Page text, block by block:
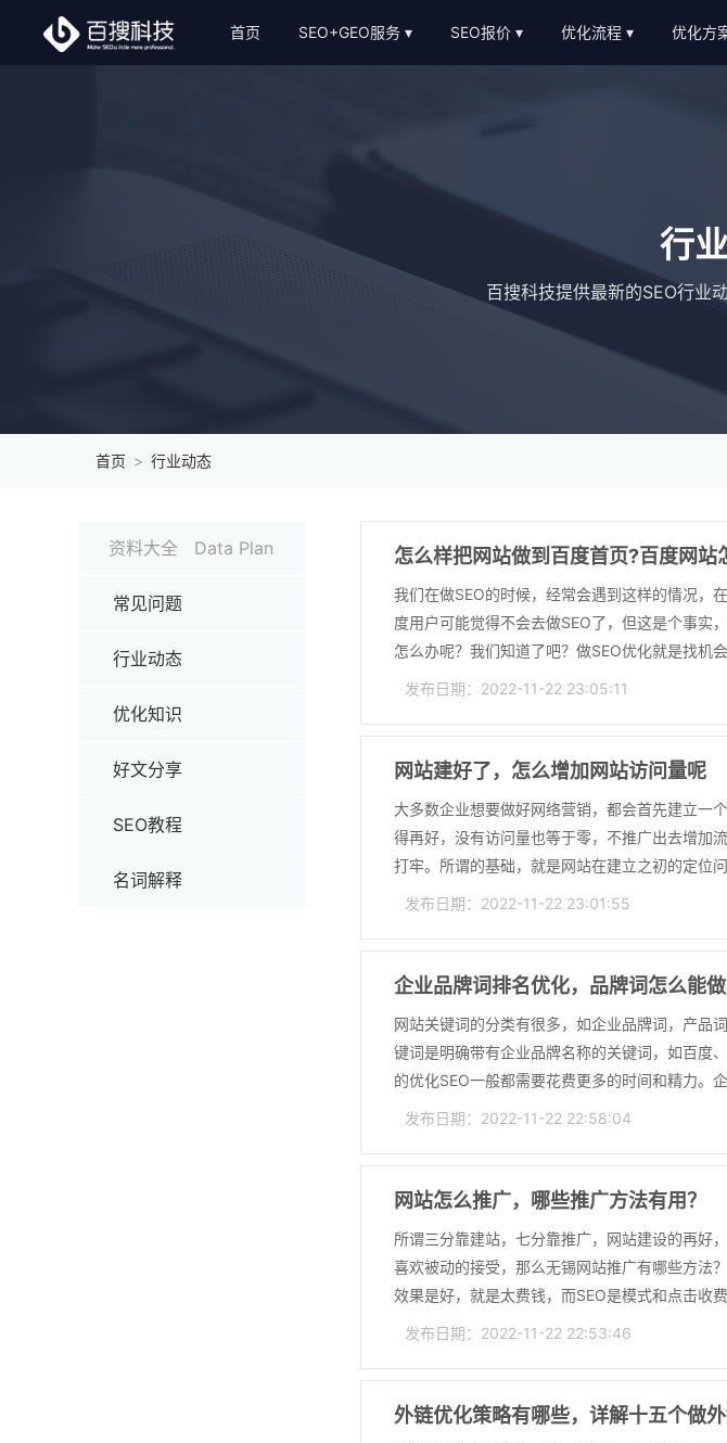
首页 SEO+GEO服务
SEO基础建站
SEO报价 优化流程 优化方
传统
装修
农业
行
百搜科技提供最新的SEO行业
首页 > 行业动态
资料大全 Data Plan
常见问题
行业动态
优化知识
好文分享
SEO教程
名词解释
怎么样把网站做到百度首页?百度网站
我们在做SEO的时候，经常会遇到这样的情况，
度用户可能觉得不会去做SEO了，但这是个事实
怎么办呢？我们知道了吧？做SEO优化就是找机
发布日期：2022-11-22 23:05:11
网站建好了，怎么增加网站访问量呢
大多数企业想要做好网络营销，都会首先建立一
得再好，没有访问量也等于零，不推广出去增加
打牢。所谓的基础，就是网站在建立之初的定位
发布日期：2022-11-22 23:01:55
企业品牌词排名优化，品牌词怎么能
网站关键词的分类有很多，如企业品牌词，产品
键词是明确带有企业品牌名称的关键词，如百度
的优化SEO一般都需要花费更多的时间和精力。
发布日期：2022-11-22 22:58:04
网站怎么推广，哪些推广方法有用？
所谓三分靠建站，七分靠推广，网站建设的再好
喜欢被动的接受，那么无锡网站推广有哪些方法
效果是好，就是太费钱，而SEO是模式和点击收
发布日期：2022-11-22 22:53:46
外链优化策略有哪些，详解十五个做